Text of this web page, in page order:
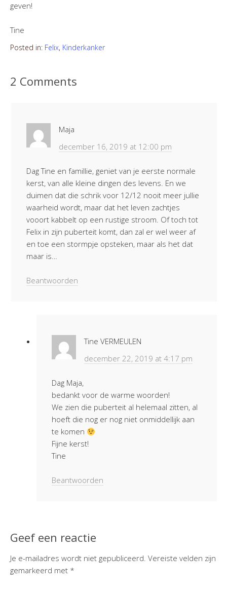
geven!
Tine
Posted in: Felix, Kinderkanker
2 Comments
Maja
december 16, 2019 at 12:00 pm
Dag Tine en famillie, geniet van je eerste normale
kerst, van alle kleine dingen des levens. En we
duimen dat die schrik voor 12/12 nooit meer jullie
waarheid wordt, maar dat het leven zachtjes
vooort kabbelt op een rustige stroom. Of toch tot
Felix in zijn puberteit komt, dan zal er wel weer af
en toe een stormpje opsteken, maar als het dat
maar is…
Beantwoorden
Tine VERMEULEN
december 22, 2019 at 4:17 pm
Dag Maja,
bedankt voor de warme woorden!
We zien die puberteit al helemaal zitten, al
hoeft die nog er nog niet onmiddellijk aan
te komen
Fijne kerst!
Tine
Beantwoorden
Geef een reactie
Je e-mailadres wordt niet gepubliceerd. Vereiste velden zijn
gemarkeerd met *